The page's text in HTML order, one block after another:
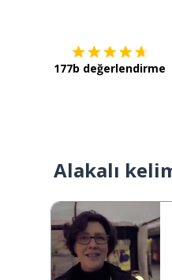
177b değerlendirme
Alakalı